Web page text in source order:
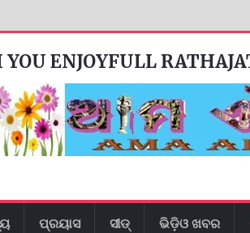
YOU ENJOYFULL
ପ୍ରୟାସ ସୀଡ୍ ଭିଡ଼ିଓ ଖବର